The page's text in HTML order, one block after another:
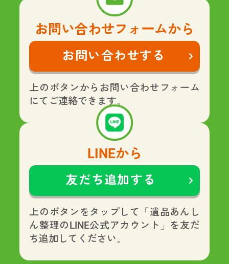
お問い合わせフォームから
お問い合わせする
上のボタンからお問い合わせフォーム
にてご連絡できます。
LINEから
友だち追加する
上のボタンをタップして「遺品あんし
ん整理のLINE公式アカウント」を友だ
ち追加してください。